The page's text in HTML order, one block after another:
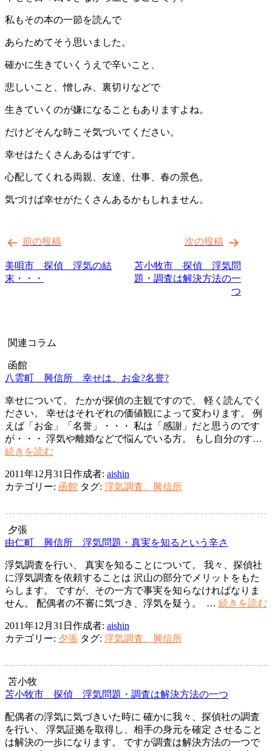
私もその本の一節を読んで
あらためてそう思いました。
確かに生きていくうえで辛いこと、
悲しいこと、憎しみ、裏切りなどで
生きていくのが嫌になることもありますよね。
だけどそんな時こそ気づいてください。
幸せはたくさんあるはずです。
心配してくれる両親、友達、仕事、春の景色。
気づけば幸せがたくさんあるかもしれません。
稿
ナ
ビ
シ
ョ
ン
前の投稿
美唄市 探偵 浮気の結
末・・・
次の投稿
苫小牧市 探偵 浮気問
題・調査は解決方法の一
つ
関連コラム
函館
八雲町 興信所 幸せは、お金?名誉?
幸せについて。 たかが探偵の主観ですので、 軽く読んでく
ださい。 幸せはそれぞれの価値観によって変わります。 例
えば「お金」「名誉」・・・ 私は「感謝」だと思うのです
が・・・ 浮気や離婚などで悩んでいる方。 もし自分のす…
続きを読む
町
興
所
せ
お
金?
名
誉?
2011年12月31日 作成者: aishin
カテゴリー: 函館 タグ: 浮気調査、興信所
夕張
由仁町 興信所 浮気問題・真実を知るという辛さ
浮気調査を行い、 真実を知ることについて。 我々、探偵社
に浮気調査を依頼することは 沢山の部分でメリットをもた
らします。 ですが、その一方で事実を知らなければなりま
せん。 配偶者の不審に気づき、浮気を疑う。 … 続きを読む
2011年12月31日 作成者: aishin
カテゴリー: 夕張 タグ: 浮気調査、興信所
苫小牧
苫小牧市 探偵 浮気問題・調査は解決方法の一つ
配偶者の浮気に気づきいた時に 確かに我々、探偵社の調査
を行い、 浮気証拠を取得し、相手の身元を確定 させること
は解決の一歩になります。 ですが調査は解決方法の一つで